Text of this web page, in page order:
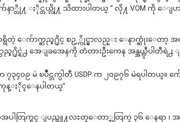
ာ္တို႔ ႏိုင္တယ္လို႔ သိထားပါတယ္ “ လို႔ VOM ကို ေျပာ
ရွိတဲ့ ေက်ာက္ဆည္ခ႐ိုင္ စဥ့္ကိုင္မွာလည္း ေနာက္ဆုံးေတာ့ အ
႐ိုင္ရဲ႕ အေျခအေနကို တံတားဦးကေန အန္အယ္လ္ဒီပါတီရဲ႕
၄၀၉ မဲ ၿပိဳင္ဘက္ပါတီ USDP က ၂၀၉၇၆ မဲရပါတယ္။ က်
ကုန္ႏိုင္ေနပါတယ္”
တြက္ရင္ ျပည္သူ႔လႊတ္ေတာ္အတြက္ ၃၆ ေနရာ ၊ အ